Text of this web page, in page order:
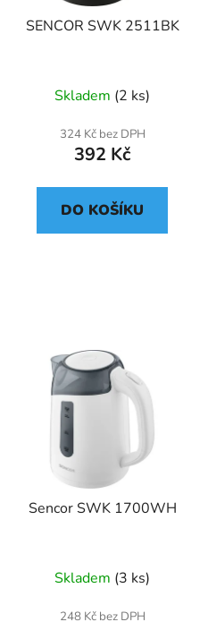
SENCOR SWK 2511BK
Skladem (2 ks)
324 Kč bez DPH
392 Kč
DO KOŠÍKU
Sencor SWK 1700WH
Skladem (3 ks)
248 Kč bez DPH